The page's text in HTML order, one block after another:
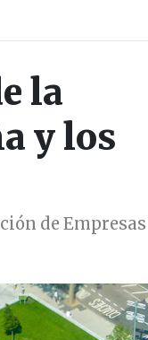
la
y los
de Empresas